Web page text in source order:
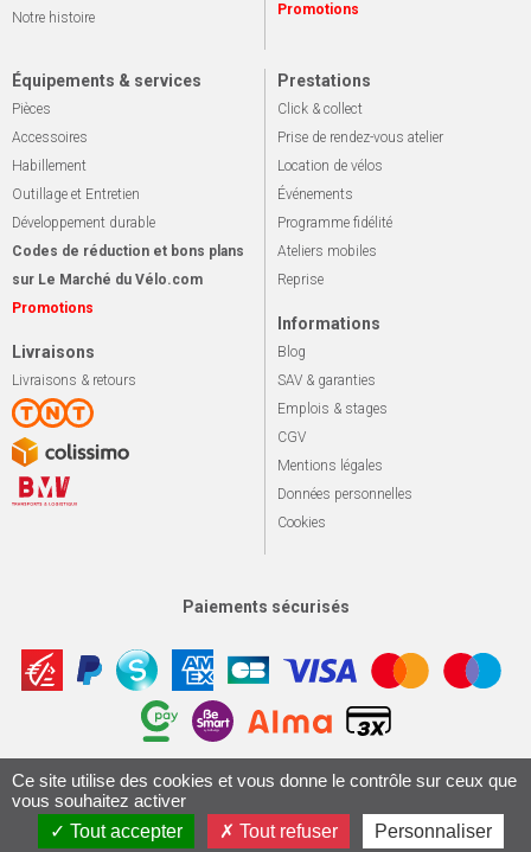
Notre histoire
Promotions
Équipements & services
Pièces
Accessoires
Habillement
Outillage et Entretien
Développement durable
Codes de réduction et bons plans
sur Le Marché du Vélo.com
Promotions
Livraisons
Livraisons & retours
Prestations
Click & collect
Prise de rendez-vous atelier
Location de vélos
Événements
Programme fidélité
Ateliers mobiles
Reprise
Informations
Blog
SAV & garanties
Emplois & stages
CGV
Mentions légales
Données personnelles
Cookies
Paiements sécurisés
© 2026 Le marché du vélo Tous droits réservés. Apotekisto,
Conception & Réalisation 161.io
Ce site utilise des cookies et vous donne le contrôle sur ceux que
vous souhaitez activer
Tout accepter
Tout refuser Personnaliser